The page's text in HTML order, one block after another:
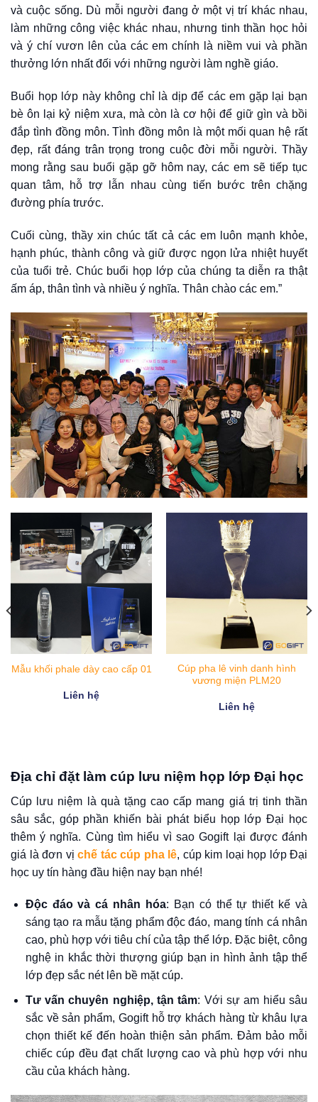
và cuộc sống. Dù mỗi người đang ở một vị trí khác nhau,
làm những công việc khác nhau, nhưng tinh thần học hỏi
và ý chí vươn lên của các em chính là niềm vui và phần
thưởng lớn nhất đối với những người làm nghề giáo.
Buổi họp lớp này không chỉ là dịp để các em gặp lại bạn
bè ôn lại kỷ niệm xưa, mà còn là cơ hội để giữ gìn và bồi
đắp tình đồng môn. Tình đồng môn là một mối quan hệ rất
đẹp, rất đáng trân trọng trong cuộc đời mỗi người. Thầy
mong rằng sau buổi gặp gỡ hôm nay, các em sẽ tiếp tục
quan tâm, hỗ trợ lẫn nhau cùng tiến bước trên chặng
đường phía trước.
Cuối cùng, thầy xin chúc tất cả các em luôn mạnh khỏe,
hạnh phúc, thành công và giữ được ngọn lửa nhiệt huyết
của tuổi trẻ. Chúc buổi họp lớp của chúng ta diễn ra thật
ấm áp, thân tình và nhiều ý nghĩa. Thân chào các em.”
Cúp phale thân nhập cao cấp
PLM13
Cúp vinh danh pha lê ngôi sao
Địa chỉ đặt làm cúp lưu niệm họp lớp Đại học
Cúp lưu niệm là quà tặng cao cấp mang giá trị tinh thần
sâu sắc, góp phần khiến bài phát biểu họp lớp Đại học
thêm ý nghĩa. Cùng tìm hiểu vì sao Gogift lại được đánh
giá là đơn vị chế tác cúp pha lê, cúp kim loại họp lớp Đại
học uy tín hàng đầu hiện nay bạn nhé!
Độc đáo và cá nhân hóa: Bạn có thể tự thiết kế và
sáng tạo ra mẫu tặng phẩm độc đáo, mang tính cá nhân
cao, phù hợp với tiêu chí của tập thể lớp. Đặc biệt, công
nghệ in khắc thời thượng giúp bạn in hình ảnh tập thể
lớp đẹp sắc nét lên bề mặt cúp.
Tư vấn chuyên nghiệp, tận tâm: Với sự am hiểu sâu
sắc về sản phẩm, Gogift hỗ trợ khách hàng từ khâu lựa
chọn thiết kế đến hoàn thiện sản phẩm. Đảm bảo mỗi
chiếc cúp đều đạt chất lượng cao và phù hợp với nhu
cầu của khách hàng.